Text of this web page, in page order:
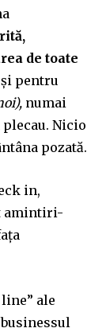
de toate
pentru
numai
plecau. Nicio
pozată.
in,
amintiri-
ale